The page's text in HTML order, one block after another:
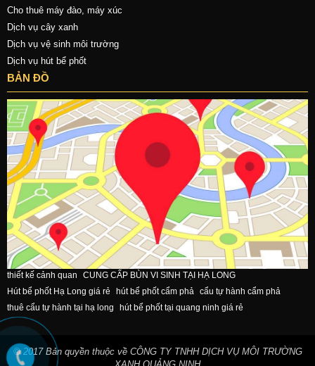
Cho thuê máy đào, máy xúc
Dịch vụ cây xanh
Dịch vụ vệ sinh môi trường
Dịch vụ hút bể phốt
BẢN ĐỒ
thiết kế cảnh quan
CUNG CẤP BÙN VI SINH TẠI HẠ LONG
Hút bể phốt Hạ Long giá rẻ
hút bể phốt cẩm phả
cẩu tự hành cẩm phả
thuê cẩu tự hành tại hạ long
hút bể phốt tại quang ninh giá rẻ
© 2017 Bản quyền thuộc về CÔNG TY TNHH DỊCH VỤ MÔI TRƯỜNG